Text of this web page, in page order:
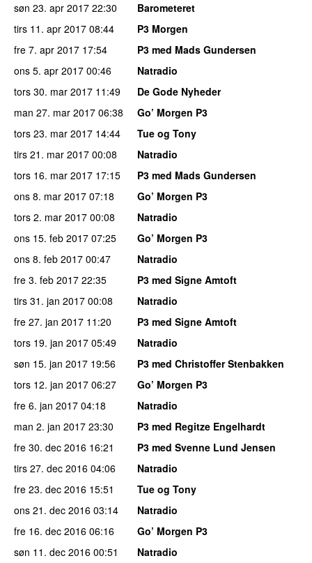
søn 23. apr 2017 22:30
Barometeret
tirs 11. apr 2017 08:44
P3 Morgen
fre 7. apr 2017 17:54
P3 med Mads Gundersen
ons 5. apr 2017 00:46
Natradio
tors 30. mar 2017 11:49
De Gode Nyheder
man 27. mar 2017 06:38
Go’ Morgen P3
tors 23. mar 2017 14:44
Tue og Tony
tirs 21. mar 2017 00:08
Natradio
tors 16. mar 2017 17:15
P3 med Mads Gundersen
ons 8. mar 2017 07:18
Go’ Morgen P3
tors 2. mar 2017 00:08
Natradio
ons 15. feb 2017 07:25
Go’ Morgen P3
ons 8. feb 2017 00:47
Natradio
fre 3. feb 2017 22:35
P3 med Signe Amtoft
tirs 31. jan 2017 00:08
Natradio
fre 27. jan 2017 11:20
P3 med Signe Amtoft
tors 19. jan 2017 05:49
Natradio
søn 15. jan 2017 19:56
P3 med Christoffer Stenbakken
tors 12. jan 2017 06:27
Go’ Morgen P3
fre 6. jan 2017 04:18
Natradio
man 2. jan 2017 23:30
P3 med Regitze Engelhardt
fre 30. dec 2016 16:21
P3 med Svenne Lund Jensen
tirs 27. dec 2016 04:06
Natradio
fre 23. dec 2016 15:51
Tue og Tony
ons 21. dec 2016 03:14
Natradio
fre 16. dec 2016 06:16
Go’ Morgen P3
søn 11. dec 2016 00:51
Natradio